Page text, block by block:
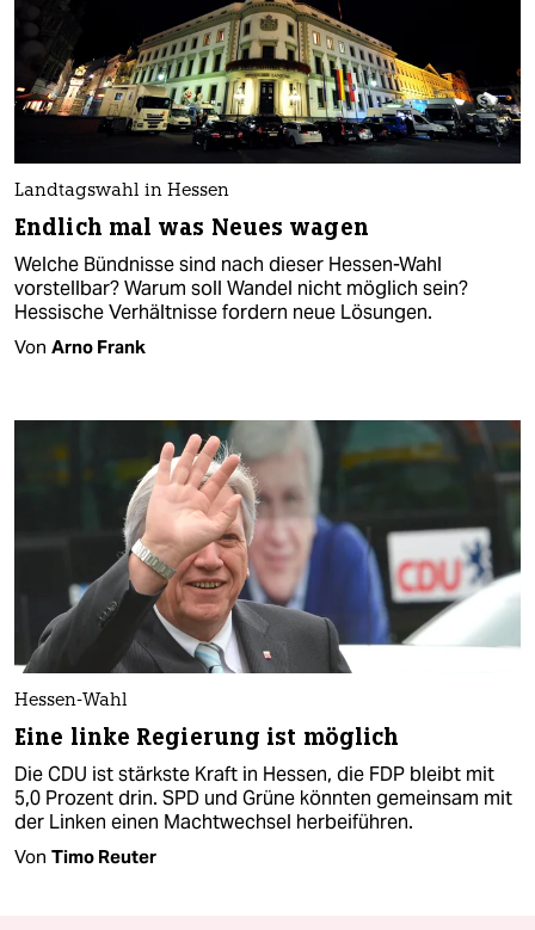
Landtagswahl in Hessen
Endlich mal was Neues wagen
Welche Bündnisse sind nach dieser Hessen-Wahl
vorstellbar? Warum soll Wandel nicht möglich sein?
Hessische Verhältnisse fordern neue Lösungen.
Von Arno Frank
Hessen-Wahl
Eine linke Regierung ist möglich
Die CDU ist stärkste Kraft in Hessen, die FDP bleibt mit
5,0 Prozent drin. SPD und Grüne könnten gemeinsam mit
der Linken einen Machtwechsel herbeiführen.
Von Timo Reuter